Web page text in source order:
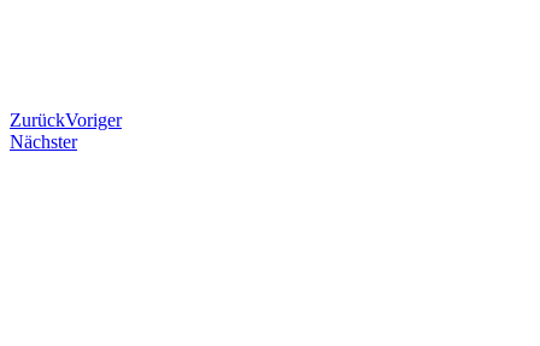
ZurückVoriger
Nächster